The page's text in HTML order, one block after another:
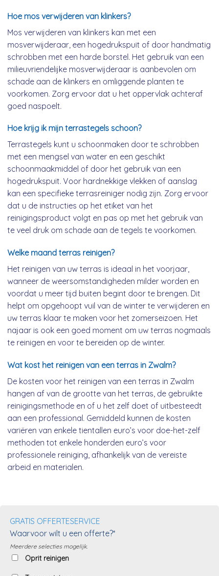
Hoe mos verwijderen van klinkers?
Mos verwijderen van klinkers kan met een
mosverwijderaar, een hogedrukspuit of door handmatig
schrobben met een harde borstel. Het gebruik van een
milieuvriendelijke mosverwijderaar is aanbevolen om
schade aan de klinkers en omliggende planten te
voorkomen. Zorg ervoor dat u het oppervlak achteraf
goed naspoelt.
Hoe krijg ik mijn terrastegels schoon?
Terrastegels kunt u schoonmaken door te schrobben
met een mengsel van water en een geschikt
schoonmaakmiddel of door het gebruik van een
hogedrukspuit. Voor hardnekkige vlekken of aanslag
kan een specifieke terrasreiniger nodig zijn. Zorg ervoor
dat u de instructies op het etiket van het
reinigingsproduct volgt en pas op met het gebruik van
te veel druk om schade aan de tegels te voorkomen.
Welke maand terras reinigen?
Het reinigen van uw terras is ideaal in het voorjaar,
wanneer de weersomstandigheden milder worden en
voordat u meer tijd buiten begint door te brengen. Dit
helpt om opgehoopt vuil van de winter te verwijderen en
uw terras klaar te maken voor het zomerseizoen. Het
najaar is ook een goed moment om uw terras nogmaals
te reinigen en voor te bereiden op de winter.
Wat kost het reinigen van een terras in Zwalm?
De kosten voor het reinigen van een terras in Zwalm
hangen af van de grootte van het terras, de gebruikte
reinigingsmethode en of u het zelf doet of uitbesteedt
aan een professional. Gemiddeld kunnen de kosten
variëren van enkele tientallen euro’s voor doe-het-zelf
methoden tot enkele honderden euro’s voor
professionele reiniging, afhankelijk van de vereiste
arbeid en materialen.
GRATIS OFFERTESERVICE
Waarvoor wilt u een offerte?*
Meerdere selecties mogelijk.
Oprit reinigen